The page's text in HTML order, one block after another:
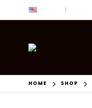
|
HOME SHOP